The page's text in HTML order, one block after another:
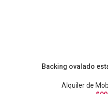
Backing ovalado
Alquiler de